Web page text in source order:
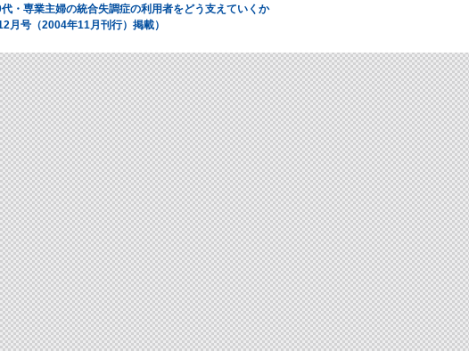
・専業主婦の統合失調症の利用者をどう支えていくか
月号（2004年11月刊行）掲載）